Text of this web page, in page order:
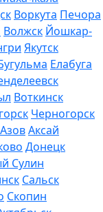
Воркута Печора
Волжск Йошкар-
Якутск
Елабуга
Воткинск
Черногорск
АзовАксай
Донецк
Сулин
Сальск
Скопин